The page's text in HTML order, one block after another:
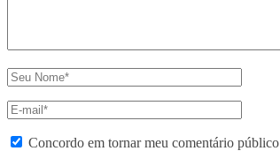
Concordo em tornar meu comentário público